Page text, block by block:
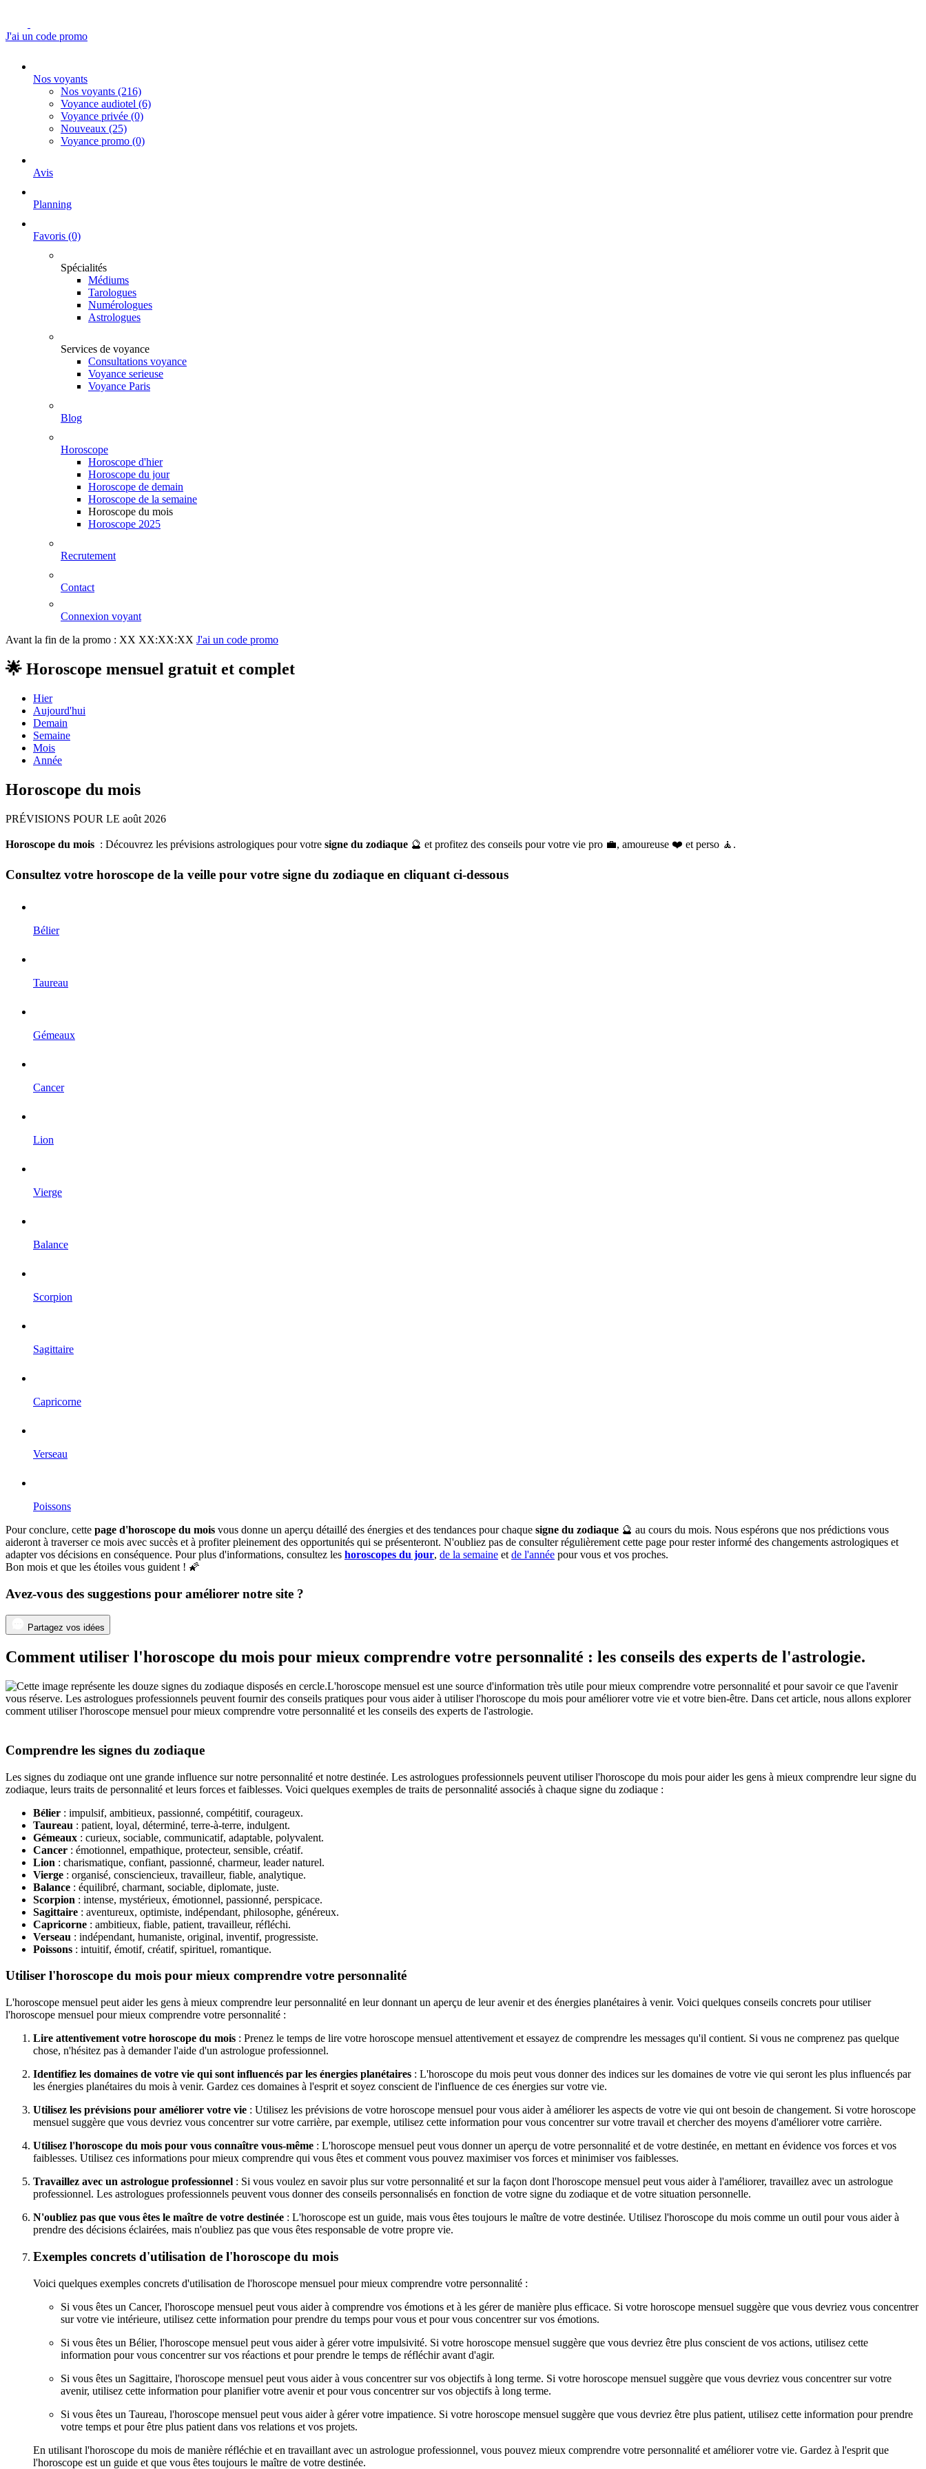
J'ai un code promo
Nos voyants
Nos voyants (216)
Voyance audiotel (6)
Voyance privée (0)
Nouveaux (25)
Voyance promo (0)
Avis
Planning
Favoris (0)
Spécialités
Médiums
Tarologues
Numérologues
Astrologues
Services de voyance
Consultations voyance
Voyance serieuse
Voyance Paris
Blog
Horoscope
Horoscope d'hier
Horoscope du jour
Horoscope de demain
Horoscope de la semaine
Horoscope du mois
Horoscope 2025
Recrutement
Contact
Connexion voyant
Avant la fin de la promo : XX XX:XX:XX J'ai un code promo
🌟 Horoscope mensuel gratuit et complet
Hier
Aujourd'hui
Demain
Semaine
Mois
Année
Horoscope du mois
PRÉVISIONS POUR LE août 2026
Horoscope du mois : Découvrez les prévisions astrologiques pour votre signe du zodiaque 🔮 et profitez des conseils pour votre vie pro 💼, amoureuse ❤️ et perso 🧘.
Consultez votre horoscope de la veille pour votre signe du zodiaque en cliquant ci-dessous
Bélier
Taureau
Gémeaux
Cancer
Lion
Vierge
Balance
Scorpion
Sagittaire
Capricorne
Verseau
Poissons
Pour conclure, cette page d'horoscope du mois vous donne un aperçu détaillé des énergies et des tendances pour chaque signe du zodiaque 🔮 au cours du mois. Nous espérons que nos prédictions vous
aideront à traverser ce mois avec succès et à profiter pleinement des opportunités qui se présenteront. N'oubliez pas de consulter régulièrement cette page pour rester informé des changements astrologiques et
adapter vos décisions en conséquence. Pour plus d'informations, consultez les horoscopes du jour, de la semaine et de l'année pour vous et vos proches.
Bon mois et que les étoiles vous guident ! 🌠
Avez-vous des suggestions pour améliorer notre site ?
Partagez vos idées
Comment utiliser l'horoscope du mois pour mieux comprendre votre personnalité : les conseils des experts de l'astrologie.
L'horoscope mensuel est une source d'information très utile pour mieux comprendre votre personnalité et pour savoir ce que l'avenir
vous réserve. Les astrologues professionnels peuvent fournir des conseils pratiques pour vous aider à utiliser l'horoscope du mois pour améliorer votre vie et votre bien-être. Dans cet article, nous allons explorer
comment utiliser l'horoscope mensuel pour mieux comprendre votre personnalité et les conseils des experts de l'astrologie.
Comprendre les signes du zodiaque
Les signes du zodiaque ont une grande influence sur notre personnalité et notre destinée. Les astrologues professionnels peuvent utiliser l'horoscope du mois pour aider les gens à mieux comprendre leur signe du
zodiaque, leurs traits de personnalité et leurs forces et faiblesses. Voici quelques exemples de traits de personnalité associés à chaque signe du zodiaque :
Bélier : impulsif, ambitieux, passionné, compétitif, courageux.
Taureau : patient, loyal, déterminé, terre-à-terre, indulgent.
Gémeaux : curieux, sociable, communicatif, adaptable, polyvalent.
Cancer : émotionnel, empathique, protecteur, sensible, créatif.
Lion : charismatique, confiant, passionné, charmeur, leader naturel.
Vierge : organisé, consciencieux, travailleur, fiable, analytique.
Balance : équilibré, charmant, sociable, diplomate, juste.
Scorpion : intense, mystérieux, émotionnel, passionné, perspicace.
Sagittaire : aventureux, optimiste, indépendant, philosophe, généreux.
Capricorne : ambitieux, fiable, patient, travailleur, réfléchi.
Verseau : indépendant, humaniste, original, inventif, progressiste.
Poissons : intuitif, émotif, créatif, spirituel, romantique.
Utiliser l'horoscope du mois pour mieux comprendre votre personnalité
L'horoscope mensuel peut aider les gens à mieux comprendre leur personnalité en leur donnant un aperçu de leur avenir et des énergies planétaires à venir. Voici quelques conseils concrets pour utiliser
l'horoscope mensuel pour mieux comprendre votre personnalité :
Lire attentivement votre horoscope du mois : Prenez le temps de lire votre horoscope mensuel attentivement et essayez de comprendre les messages qu'il contient. Si vous ne comprenez pas quelque
chose, n'hésitez pas à demander l'aide d'un astrologue professionnel.
Identifiez les domaines de votre vie qui sont influencés par les énergies planétaires : L'horoscope du mois peut vous donner des indices sur les domaines de votre vie qui seront les plus influencés par
les énergies planétaires du mois à venir. Gardez ces domaines à l'esprit et soyez conscient de l'influence de ces énergies sur votre vie.
Utilisez les prévisions pour améliorer votre vie : Utilisez les prévisions de votre horoscope mensuel pour vous aider à améliorer les aspects de votre vie qui ont besoin de changement. Si votre horoscope
mensuel suggère que vous devriez vous concentrer sur votre carrière, par exemple, utilisez cette information pour vous concentrer sur votre travail et chercher des moyens d'améliorer votre carrière.
Utilisez l'horoscope du mois pour vous connaître vous-même : L'horoscope mensuel peut vous donner un aperçu de votre personnalité et de votre destinée, en mettant en évidence vos forces et vos
faiblesses. Utilisez ces informations pour mieux comprendre qui vous êtes et comment vous pouvez maximiser vos forces et minimiser vos faiblesses.
Travaillez avec un astrologue professionnel : Si vous voulez en savoir plus sur votre personnalité et sur la façon dont l'horoscope mensuel peut vous aider à l'améliorer, travaillez avec un astrologue
professionnel. Les astrologues professionnels peuvent vous donner des conseils personnalisés en fonction de votre signe du zodiaque et de votre situation personnelle.
N'oubliez pas que vous êtes le maître de votre destinée : L'horoscope est un guide, mais vous êtes toujours le maître de votre destinée. Utilisez l'horoscope du mois comme un outil pour vous aider à
prendre des décisions éclairées, mais n'oubliez pas que vous êtes responsable de votre propre vie.
Exemples concrets d'utilisation de l'horoscope du mois
Voici quelques exemples concrets d'utilisation de l'horoscope mensuel pour mieux comprendre votre personnalité :
Si vous êtes un Cancer, l'horoscope mensuel peut vous aider à comprendre vos émotions et à les gérer de manière plus efficace. Si votre horoscope mensuel suggère que vous devriez vous concentrer
sur votre vie intérieure, utilisez cette information pour prendre du temps pour vous et pour vous concentrer sur vos émotions.
Si vous êtes un Bélier, l'horoscope mensuel peut vous aider à gérer votre impulsivité. Si votre horoscope mensuel suggère que vous devriez être plus conscient de vos actions, utilisez cette
information pour vous concentrer sur vos réactions et pour prendre le temps de réfléchir avant d'agir.
Si vous êtes un Sagittaire, l'horoscope mensuel peut vous aider à vous concentrer sur vos objectifs à long terme. Si votre horoscope mensuel suggère que vous devriez vous concentrer sur votre
avenir, utilisez cette information pour planifier votre avenir et pour vous concentrer sur vos objectifs à long terme.
Si vous êtes un Taureau, l'horoscope mensuel peut vous aider à gérer votre impatience. Si votre horoscope mensuel suggère que vous devriez être plus patient, utilisez cette information pour prendre
votre temps et pour être plus patient dans vos relations et vos projets.
En utilisant l'horoscope du mois de manière réfléchie et en travaillant avec un astrologue professionnel, vous pouvez mieux comprendre votre personnalité et améliorer votre vie. Gardez à l'esprit que
l'horoscope est un guide et que vous êtes toujours le maître de votre destinée.